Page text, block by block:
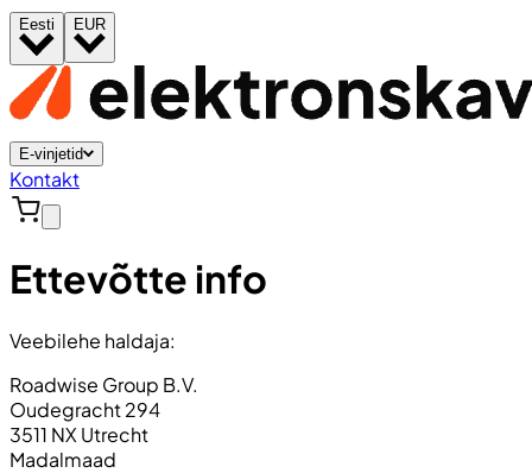
Eesti EUR
E-vinjetid
Kontakt
Ettevõtte info
Veebilehe haldaja:
Roadwise Group B.V.
Oudegracht 294
3511 NX Utrecht
Madalmaad